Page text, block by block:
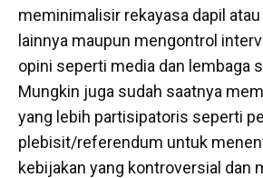
meminimalisir rekayasa dapil
lainnya maupun mengontrol
opini seperti media dan lembaga
Mungkin juga sudah saatnya
yang lebih partisipatoris seperti
plebisit/referendum untuk
kebijakan yang kontroversial dan